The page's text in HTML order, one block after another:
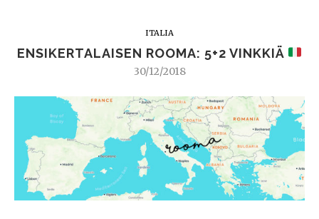
ITALIA
ENSIKERTALAISEN ROOMA: 5+2 VINKKIÄ
30/12/2018